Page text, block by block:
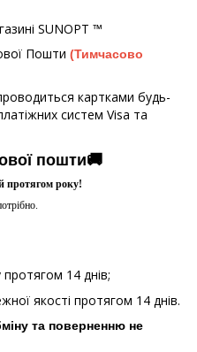
SUNOPT ™
Пошти (Тимчасово
картками будь-
систем Visa та
пошти🚚
протягом року!
14 днів;
якості протягом 14 днів.
та поверненню не